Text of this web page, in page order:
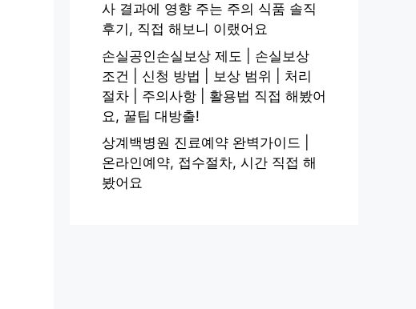
사 결과에 영향 주는 주의 식품 솔직
후기, 직접 해보니 이랬어요
손실공인손실보상 제도 | 손실보상
조건 | 신청 방법 | 보상 범위 | 처리
절차 | 주의사항 | 활용법 직접 해봤어
요, 꿀팁 대방출!
상계백병원 진료예약 완벽가이드 |
온라인예약, 접수절차, 시간 직접 해
봤어요